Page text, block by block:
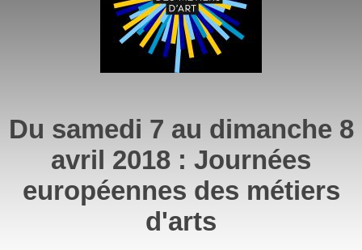
Du samedi 7 au dimanche 8
avril 2018 : Journées
européennes des métiers
d'arts